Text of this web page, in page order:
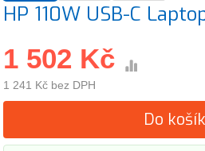
HP 110W USB-C
1 502 Kč
1 241 Kč bez DPH
Do